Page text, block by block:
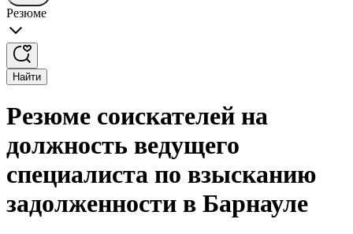
Резюме
Найти
Резюме соискателей на
должность ведущего
специалиста по взысканию
задолженности в Барнауле